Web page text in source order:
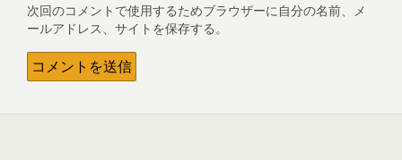
次回のコメントで使用するためブラウザーに自分の名前、メ
ールアドレス、サイトを保存する。